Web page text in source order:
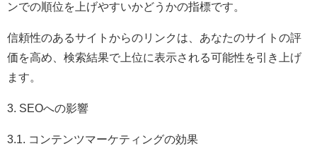
ンでの順位を上げやすいかどうかの指標です。
信頼性のあるサイトからのリンクは、あなたのサイトの評
価を高め、検索結果で上位に表示される可能性を引き上げ
ます。
3. SEOへの影響
3.1. コンテンツマーケティングの効果